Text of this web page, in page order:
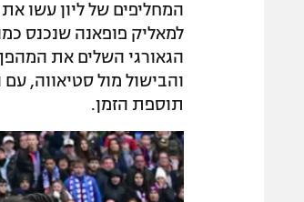
למאליק פופאנה שנכנס
והבישול מול סטיאווה,
תוספת הזמן.